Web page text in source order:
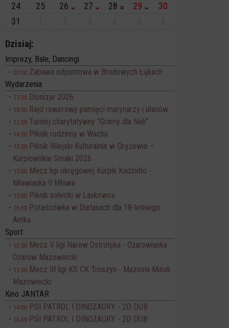
24
25 26 27 28 29
30
31
Dzisiaj:
Imprezy, Bale, Dancingi
20:00 Zabawa odpustowa w Brodowych Łąkach
Wydarzenia
17:30 Dionizje 2026
10:00 Rajd rowerowy pamięci marynarzy i ułanów
12:00 Turniej charytatywny "Gramy dla Neli"
14:00 Piknik rodzinny w Wachu
15:00 Piknik Wiejski Kulturalnie w Drężewie –
Kurpiowskie Smaki 2026
15:00 Mecz ligi okręgowej Kurpik Kadzidło -
Mławianka II Mława
15:00 Piknik sołecki w Laskowcu
16:00 Potańcówka w Durlasach dla 18-letniego
Antka
Sport
12:00 Mecz V ligi Narew Ostrołęka - Ożarowianka
Ożarów Mazowiecki
13:00 Mecz III ligi KS CK Troszyn - Mazovia Mińsk
Mazowiecki
Kino JANTAR
14:00 PSI PATROL I DINOZAURY - 2D DUB
16:00 PSI PATROL I DINOZAURY - 2D DUB